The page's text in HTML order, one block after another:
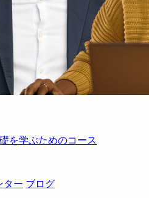
を学ぶためのコース
ター ブログ